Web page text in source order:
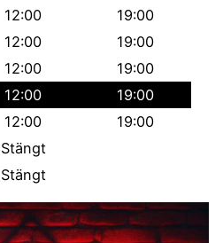
12:00
19:00
12:00
19:00
12:00
19:00
12:00
19:00
12:00
19:00
Stängt
Stängt